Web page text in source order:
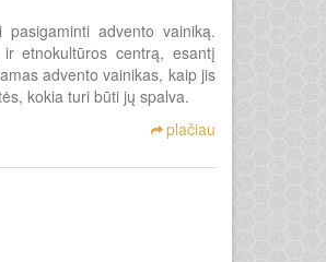
advento vainiką.
etnokultūros centrą, esantį
advento vainikas, kaip jis
kokia turi būti jų spalva.
plačiau